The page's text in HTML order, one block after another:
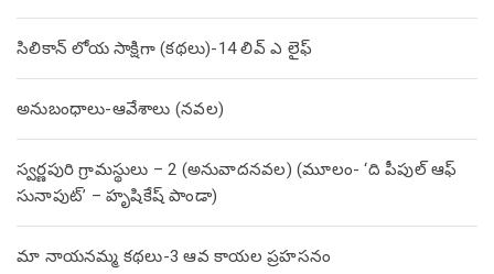
సిలికాన్ లోయ సాక్షిగా (కథలు)-14 లివ్ ఎ లైఫ్
అనుబంధాలు-ఆవేశాలు (నవల)
స్వర్ణపురి గ్రామస్థులు – 2 (అనువాదనవల) (మూలం- ‘ది పీపుల్ ఆఫ్
సునాపుట్’ – హృషికేష్ పాండా)
మా నాయనమ్మ కథలు-3 ఆవ కాయల ప్రహసనం